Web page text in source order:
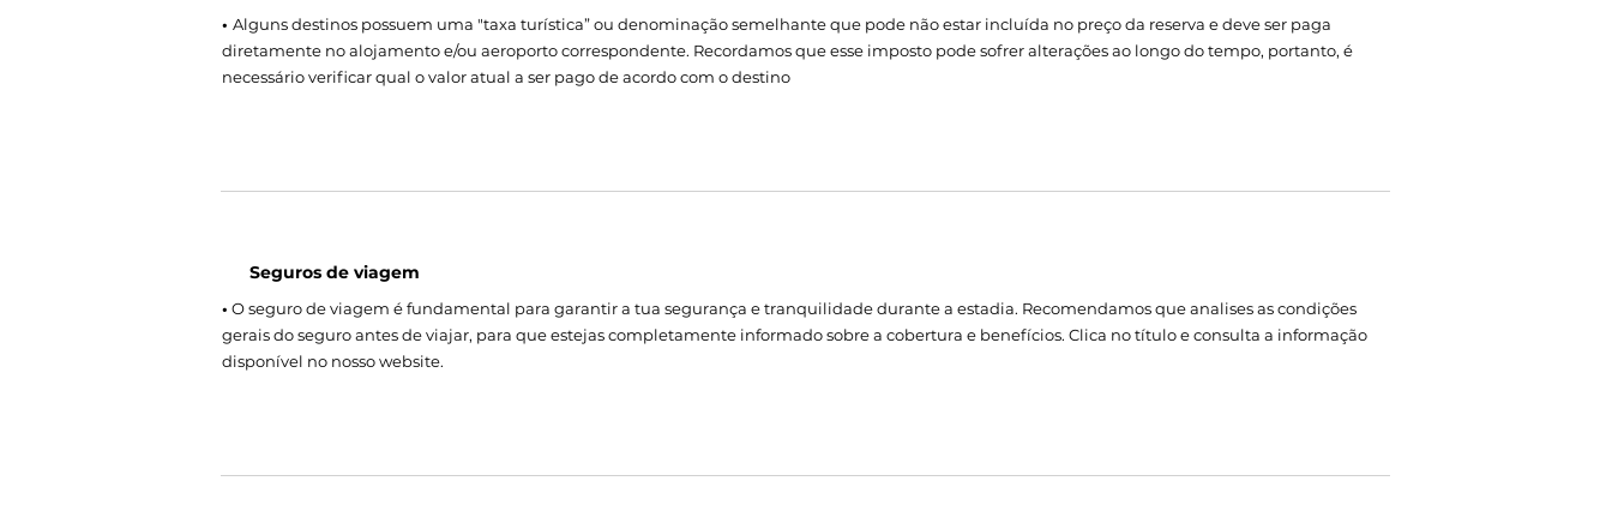
• Alguns destinos possuem uma "taxa turística” ou denominação semelhante que pode não estar incluída no preço da reserva e deve ser paga
diretamente no alojamento e/ou aeroporto correspondente. Recordamos que esse imposto pode sofrer alterações ao longo do tempo, portanto, é
necessário verificar qual o valor atual a ser pago de acordo com o destino
Seguros de viagem
• O seguro de viagem é fundamental para garantir a tua segurança e tranquilidade durante a estadia. Recomendamos que analises as condições
gerais do seguro antes de viajar, para que estejas completamente informado sobre a cobertura e benefícios. Clica no título e consulta a informação
disponível no nosso website.